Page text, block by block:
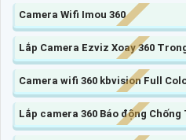
Camera Wifi Imou 360
Lắp Camera Ezviz Xoay 360
Camera wifi 360 kbvision Full
Lắp camera 360 Báo động Chống